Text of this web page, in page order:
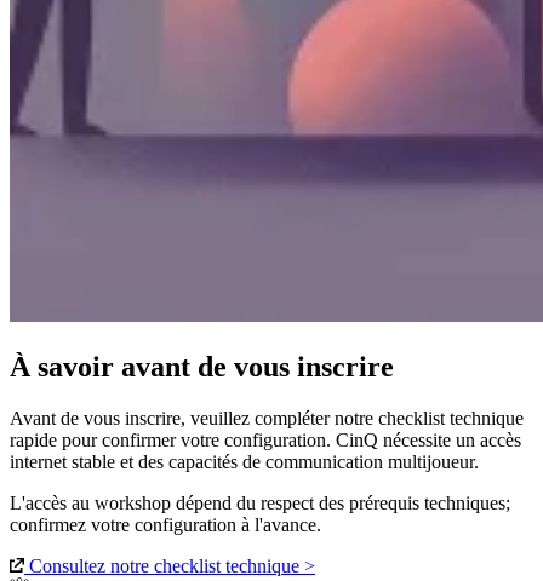
À savoir avant de vous inscrire
Avant de vous inscrire, veuillez compléter notre checklist technique
rapide pour confirmer votre configuration. CinQ nécessite un accès
internet stable et des capacités de communication multijoueur.
L'accès au workshop dépend du respect des prérequis techniques;
confirmez votre configuration à l'avance.
Consultez notre checklist technique >